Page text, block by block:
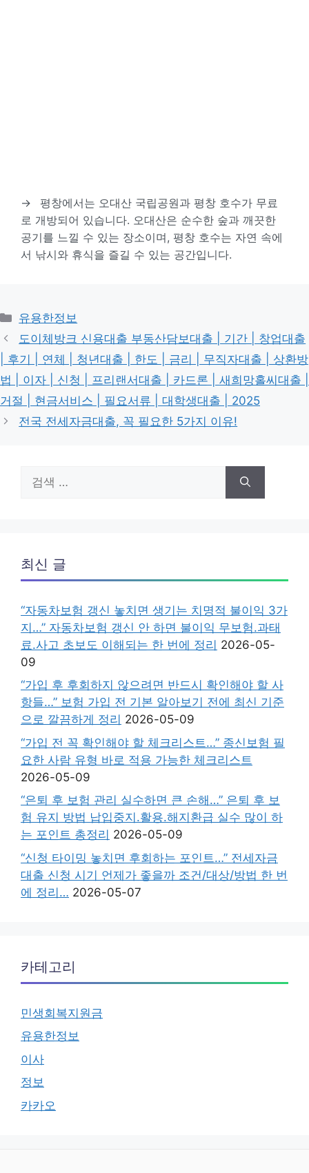
→
평창에서는 오대산 국립공원과 평창 호수가 무료
로 개방되어 있습니다. 오대산은 순수한 숲과 깨끗한
공기를 느낄 수 있는 장소이며, 평창 호수는 자연 속에
서 낚시와 휴식을 즐길 수 있는 공간입니다.
카
테
리
유용한정보
도이체방크 신용대출 부동산담보대출 | 기간 | 창업대출
| 후기 | 연체 | 청년대출 | 한도 | 금리 | 무직자대출 | 상환방
법 | 이자 | 신청 | 프리랜서대출 | 카드론 | 새희망홀씨대출 |
거절 | 현금서비스 | 필요서류 | 대학생대출 | 2025
전국 전세자금대출, 꼭 필요한 5가지 이유!
색:
최신 글
“자동차보험 갱신 놓치면 생기는 치명적 불이익 3가
지…” 자동차보험 갱신 안 하면 불이익 무보험.과태
료.사고 초보도 이해되는 한 번에 정리 2026-05-
09
“가입 후 후회하지 않으려면 반드시 확인해야 할 사
항들…” 보험 가입 전 기본 알아보기 전에 최신 기준
으로 깔끔하게 정리 2026-05-09
“가입 전 꼭 확인해야 할 체크리스트…” 종신보험 필
요한 사람 유형 바로 적용 가능한 체크리스트
2026-05-09
“은퇴 후 보험 관리 실수하면 큰 손해…” 은퇴 후 보
험 유지 방법 납입중지.활용.해지환급 실수 많이 하
는 포인트 총정리 2026-05-09
“신청 타이밍 놓치면 후회하는 포인트…” 전세자금
대출 신청 시기 언제가 좋을까 조건/대상/방법 한 번
에 정리… 2026-05-07
카테고리
민생회복지원금
유용한정보
이사
정보
카카오